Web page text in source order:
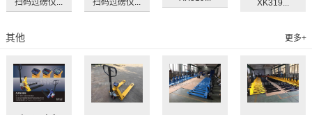
扫码过磅仪... 扫码过磅仪... XK319...
其他 更多+